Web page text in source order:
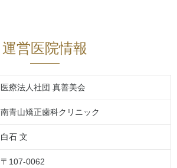
運営医院情報
医療法人社団 真善美会
南青山矯正歯科クリニック
白石 文
〒 107-0062